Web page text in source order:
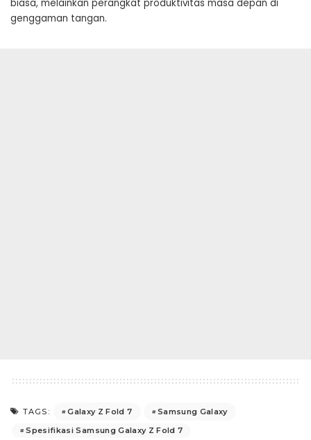
biasa, melainkan perangkat produktivitas masa depan di
genggaman tangan.
TAGS: Galaxy Z Fold 7
Samsung Galaxy
Spesifikasi Samsung Galaxy Z Fold 7